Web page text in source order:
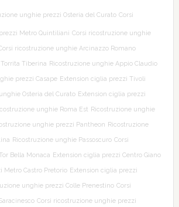
unghie prezzi Osteria del Curato Corsi
Metro Quintiliani Corsi ricostruzione unghie
ricostruzione unghie Arcinazzo Romano
Tiberina Ricostruzione unghie Appio Claudio
prezzi Casape Extension ciglia prezzi Tivoli
Osteria del Curato Extension ciglia prezzi
unghie Roma Est Ricostruzione unghie
unghie prezzi Pantheon Ricostruzione
Ricostruzione unghie Passoscuro Corsi
Bella Monaca Extension ciglia prezzi Centro Giano
Metro Castro Pretorio Extension ciglia prezzi
unghie prezzi Colle Prenestino Corsi
Corsi ricostruzione unghie prezzi